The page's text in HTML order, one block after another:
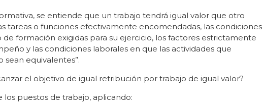
se entiende que un trabajo tendrá igual valor que otro
tareas o funciones efectivamente encomendadas, las condiciones
de formación exigidas para su ejercicio, los factores estrictamente
y las condiciones laborales en que las actividades que
equivalentes”.
el objetivo de igual retribución por trabajo de igual valor?
puestos de trabajo, aplicando: